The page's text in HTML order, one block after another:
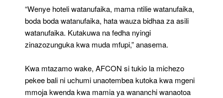
“Wenye hoteli watanufaika, mama ntilie watanufaika,
boda boda watanufaika, hata wauza bidhaa za asili
watanufaika. Kutakuwa na fedha nyingi
zinazozunguka kwa muda mfupi,” anasema.
Kwa mtazamo wake, AFCON si tukio la michezo
pekee bali ni uchumi unaotembea kutoka kwa mgeni
mmoja kwenda kwa mamia ya wananchi wanaotoa